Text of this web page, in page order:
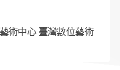
術中心 臺灣數位藝術